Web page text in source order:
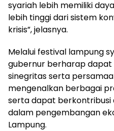
syariah lebih memiliki
lebih tinggi dari sistem
krisis”, jelasnya.
Melalui festival lampung
gubernur berharap
sinegritas serta
mengenalkan berbagai
serta dapat
dalam pengembangan
Lampung.